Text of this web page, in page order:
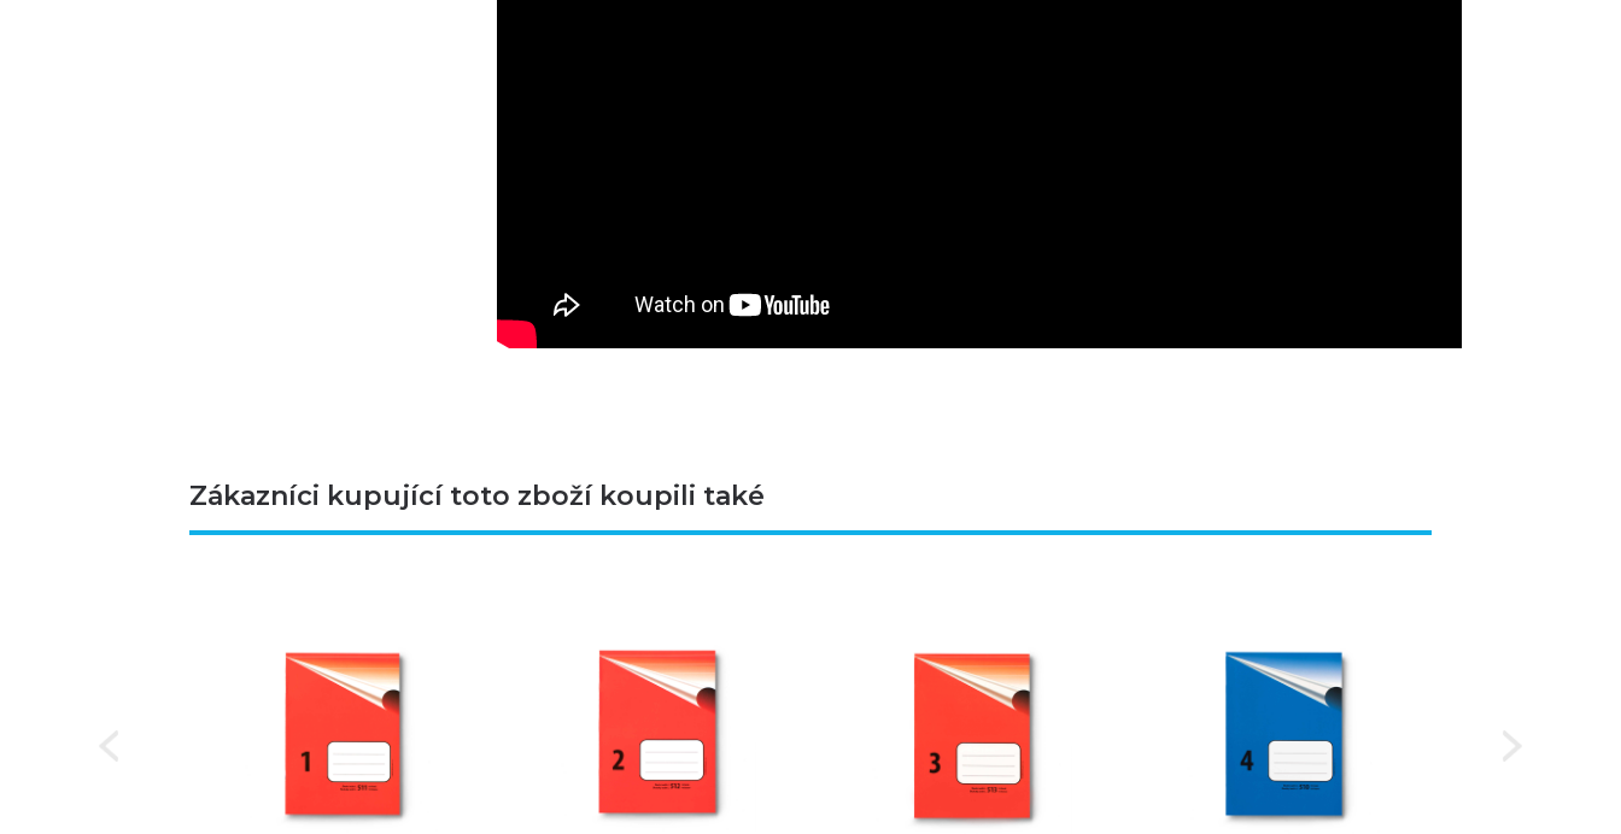
Zákazníci kupující toto zboží koupili také
Next